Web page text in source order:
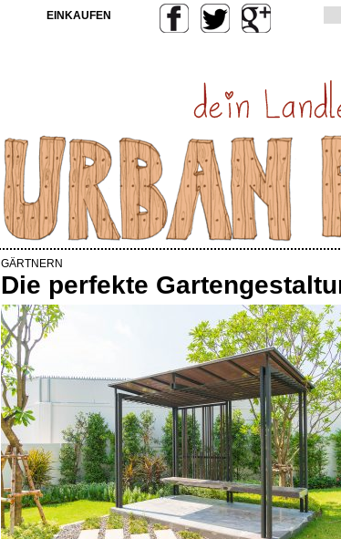
EINKAUFEN
GÄRTNERN
Die perfekte